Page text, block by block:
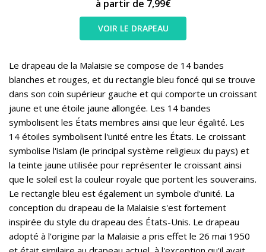
à partir de 7,99€
VOIR LE DRAPEAU
Le drapeau de la Malaisie se compose de 14 bandes
blanches et rouges, et du rectangle bleu foncé qui se trouve
dans son coin supérieur gauche et qui comporte un croissant
jaune et une étoile jaune allongée. Les 14 bandes
symbolisent les États membres ainsi que leur égalité. Les
14 étoiles symbolisent l'unité entre les États. Le croissant
symbolise l'islam (le principal système religieux du pays) et
la teinte jaune utilisée pour représenter le croissant ainsi
que le soleil est la couleur royale que portent les souverains.
Le rectangle bleu est également un symbole d'unité. La
conception du drapeau de la Malaisie s'est fortement
inspirée du style du drapeau des États-Unis. Le drapeau
adopté à l'origine par la Malaisie a pris effet le 26 mai 1950